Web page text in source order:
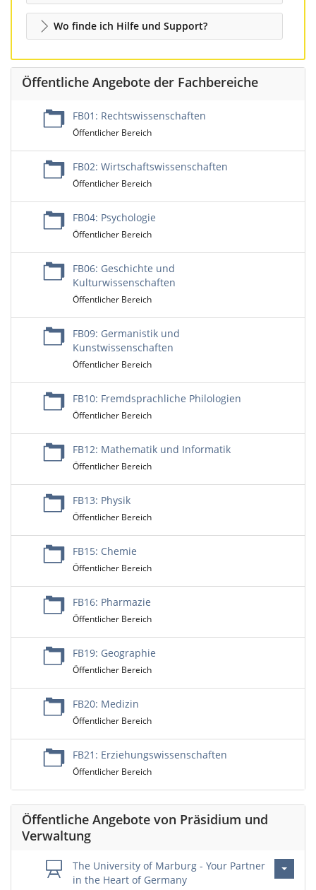
Wo finde ich Hilfe und Support?
Öffentliche Angebote der Fachbereiche
FB01: Rechtswissenschaften
Öffentlicher Bereich
FB02: Wirtschaftswissenschaften
Öffentlicher Bereich
FB04: Psychologie
Öffentlicher Bereich
FB06: Geschichte und
Kulturwissenschaften
Öffentlicher Bereich
FB09: Germanistik und
Kunstwissenschaften
Öffentlicher Bereich
FB10: Fremdsprachliche Philologien
Öffentlicher Bereich
FB12: Mathematik und Informatik
Öffentlicher Bereich
FB13: Physik
Öffentlicher Bereich
FB15: Chemie
Öffentlicher Bereich
FB16: Pharmazie
Öffentlicher Bereich
FB19: Geographie
Öffentlicher Bereich
FB20: Medizin
Öffentlicher Bereich
FB21: Erziehungswissenschaften
Öffentlicher Bereich
Öffentliche Angebote von Präsidium und
Verwaltung
The University of Marburg - Your Partner
in the Heart of Germany